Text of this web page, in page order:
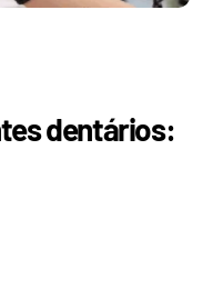
dentários: